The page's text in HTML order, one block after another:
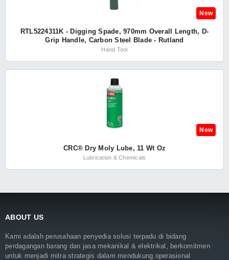
New
RTL5224311K - Digging Spade, 970mm Overall Length, D-
Grip Handle, Carbon Steel Blade - Rutland
Hand Tool
New
CRC® Dry Moly Lube, 11 Wt Oz
Lubrication & Chemicals
ABOUT US
Kami adalah perusahaan penyedia solusi terpadu di bidang
perdagangan barang dan jasa mekanikal & elektrikal, berkomitmen
untuk menjadi mitra strategis dalam mendukung operasional